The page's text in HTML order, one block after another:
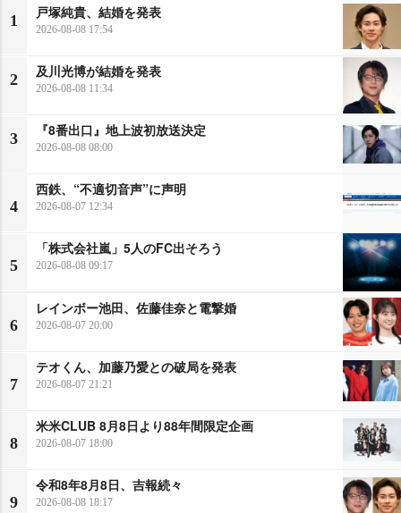
1
戸塚純貴、結婚を発表
2026-08-08 17:54
2
及川光博が結婚を発表
2026-08-08 11:34
3
『8番出口』地上波初放送決定
2026-08-08 08:00
4
西鉄、“不適切音声”に声明
2026-08-07 12:34
5
「株式会社嵐」5人のFC出そろう
2026-08-08 09:17
6
レインボー池田、佐藤佳奈と電撃婚
2026-08-07 20:00
7
テオくん、加藤乃愛との破局を発表
2026-08-07 21:21
8
米米CLUB 8月8日より88年間限定企画
2026-08-07 18:00
9
令和8年8月8日、吉報続々
2026-08-08 18:17